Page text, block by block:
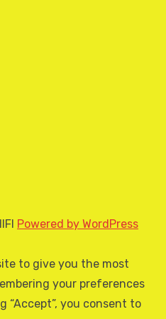
Powered by WordPress
to give you the most
your preferences
“Accept”, you consent to